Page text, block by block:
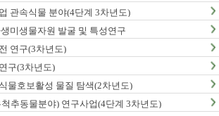
관속식물 분야(4단계 3차년도)
미생물자원 발굴 및 특성연구
연구(3차년도)
구(3차년도)
물호보활성 물질 탐색(2차년도)
추동물분야) 연구사업(4단계 3차년도)